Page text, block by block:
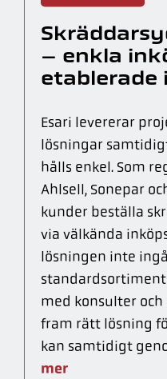
– enkla
etablerade
Esari levererar
lösningar
hålls enkel. Som
Ahlsell, Sonepar
kunder beställa
via välkända
lösningen inte
med konsulter
fram rätt lösning
kan samtidigt
mer